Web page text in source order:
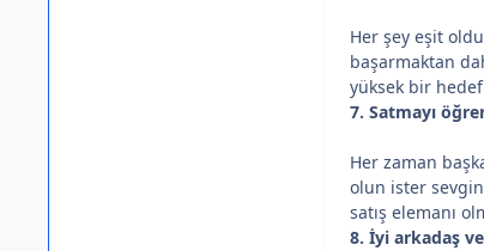
Her şey eşit
başarmaktan
yüksek bir
7. Satmayı
Her zaman
olun ister
satış elemanı
8. İyi arkadaş